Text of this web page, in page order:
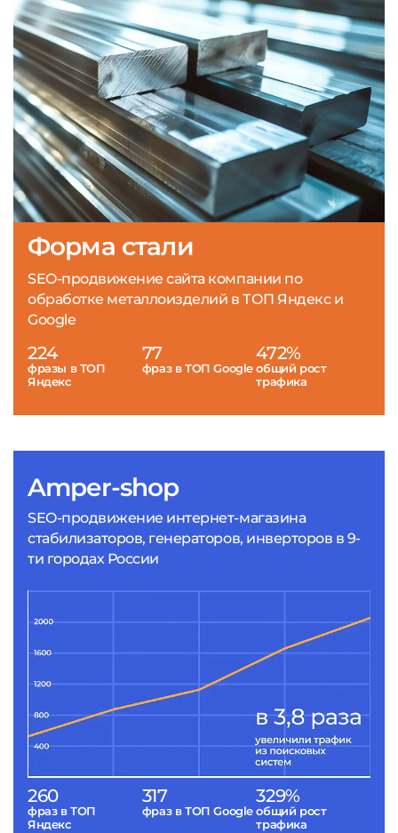
Amper-shop
SEO-продвижение интернет-магазина
стабилизаторов, генераторов, инверторов в 9-
ти городах России
260
фраз в ТОП
Яндекс
317
фраз в ТОП Google
329%
общий рост
трафика
Форма стали
SEO-продвижение сайта компании по
обработке металлоизделий в ТОП Яндекс и
Google
224
фразы в ТОП
Яндекс
77
фраз в ТОП Google
472%
общий рост
трафика